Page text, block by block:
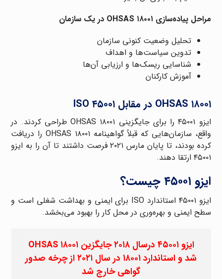
مراحل پیاده‌سازی OHSAS ۱۸۰۰۱ در یک سازمان
تحلیل وضعیت کنونی سازمان
تدوین سیاست‌ها و اهداف
شناسایی ریسک‌ها و ارزیابی آن‌ها
آموزش کارکنان
OHSAS ۱۸۰۰۱ در مقابل ISO ۴۵۰۰۱
ایزو ۴۵۰۰۱ را برای جایگزینی OHSAS ۱۸۰۰۱ طراحی کردند. در
واقع، سازمان‌هایی که قبلاً گواهینامه OHSAS ۱۸۰۰۱ را دریافت
کرده بودند، تا پایان مارس ۲۰۲۱ فرصت داشتند تا آن را به ایزو
۴۵۰۰۱ ارتقا دهند.
ایزو ۴۵۰۰۱ چیست؟
ایزو ۴۵۰۰۱ استاندارد ISO برای ایمنی و بهداشت شغلی است و
سطح ایمنی و بهره‌وری در محل کار را بهبود می‌بخشد.
ایزو ۴۵۰۰۱ درسال ۲۰۱۸ جایگزین OHSAS ۱۸۰۰۱
شد و استاندارد ۱۸۰۰۱ در سال ۲۰۲۱ از چرخه صدور
گواهی خارج شد